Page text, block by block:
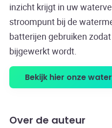
inzicht krijgt in uw
stroompunt bij de
batterijen gebruiken
bijgewerkt wordt.
Bekijk hier onze
Over de auteur